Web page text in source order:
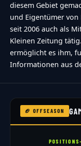
diesem Gebiet
und Eigentümer von
seit 2006 auch als
Kleinen Zeitung
ermöglicht es ihm,
Informationen aus
🏈 OFFSEASON